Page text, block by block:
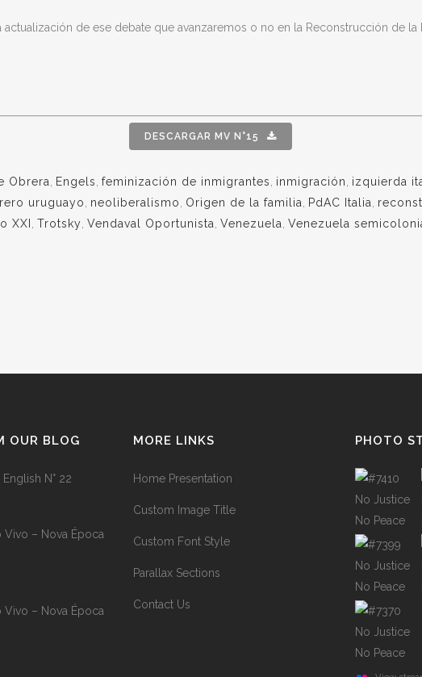
de ese debate que avanzaremos o no en la Reconstrucción de la
DESCARGAR MV N°15
Obrera Engels feminización de inmigrantes inmigración izquierda
uruguayo neoliberalismo Origen de la familia PdAC Italia
XXI Trotsky Vendaval Oportunista Venezuela Venezuela
OUR BLOG
N° 22
Vivo – Nova Época
Vivo – Nova Época
MORE LINKS
Home Presentation
Custom Image Title
Custom Font Style
Parallax Sections
Contact Us
PHOTO